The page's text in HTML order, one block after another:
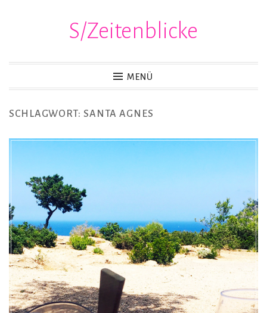
S/Zeitenblicke
MENÜ
SCHLAGWORT: SANTA AGNES